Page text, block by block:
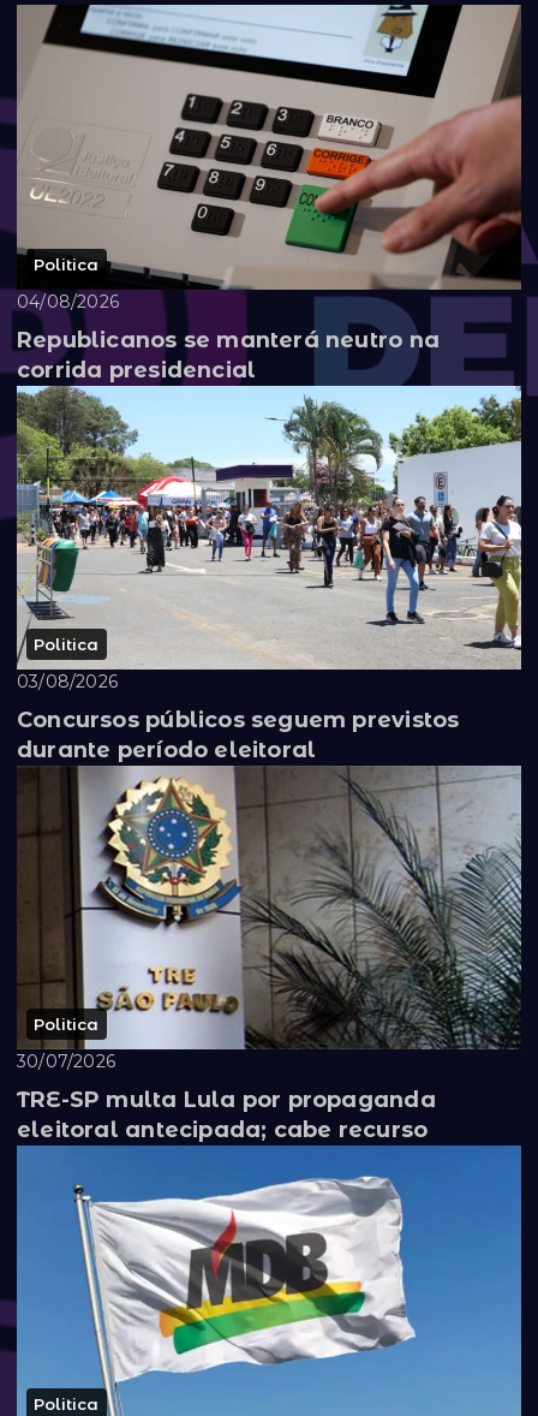
Politica
04/08/2026
Republicanos se manterá neutro na
corrida presidencial
Politica
03/08/2026
Concursos públicos seguem previstos
durante período eleitoral
Politica
30/07/2026
TRE-SP multa Lula por propaganda
eleitoral antecipada; cabe recurso
Politica